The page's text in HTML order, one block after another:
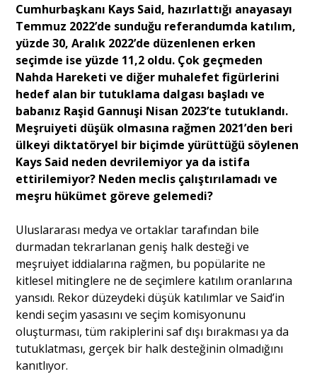
Cumhurbaşkanı Kays Said, hazırlattığı anayasayı
Temmuz 2022’de sunduğu referandumda katılım,
yüzde 30, Aralık 2022’de düzenlenen erken
seçimde ise yüzde 11,2 oldu. Çok geçmeden
Nahda Hareketi ve diğer muhalefet figürlerini
hedef alan bir tutuklama dalgası başladı ve
babanız Raşid Gannuşi Nisan 2023’te tutuklandı.
Meşruiyeti düşük olmasına rağmen 2021’den beri
ülkeyi diktatöryel bir biçimde yürüttüğü söylenen
Kays Said neden devrilemiyor ya da istifa
ettirilemiyor? Neden meclis çalıştırılamadı ve
meşru hükümet göreve gelemedi?
Uluslararası medya ve ortaklar tarafından bile
durmadan tekrarlanan geniş halk desteği ve
meşruiyet iddialarına rağmen, bu popülarite ne
kitlesel mitinglere ne de seçimlere katılım oranlarına
yansıdı. Rekor düzeydeki düşük katılımlar ve Said’in
kendi seçim yasasını ve seçim komisyonunu
oluşturması, tüm rakiplerini saf dışı bırakması ya da
tutuklatması, gerçek bir halk desteğinin olmadığını
kanıtlıyor.